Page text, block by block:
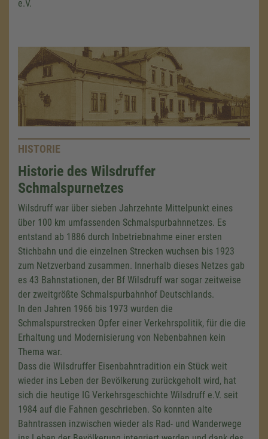
e.V.
HISTORIE
Historie des Wilsdruffer
Schmalspurnetzes
Wilsdruff war über sieben Jahrzehnte Mittelpunkt eines
über 100 km umfassenden Schmalspurbahnnetzes. Es
entstand ab 1886 durch Inbetriebnahme einer ersten
Stichbahn und die einzelnen Strecken wuchsen bis 1923
zum Netzverband zusammen. Innerhalb dieses Netzes gab
es 43 Bahnstationen, der Bf Wilsdruff war sogar zeitweise
der zweitgrößte Schmalspurbahnhof Deutschlands.
In den Jahren 1966 bis 1973 wurden die
Schmalspurstrecken Opfer einer Verkehrspolitik, für die die
Erhaltung und Modernisierung von Nebenbahnen kein
Thema war.
Dass die Wilsdruffer Eisenbahntradition ein Stück weit
wieder ins Leben der Bevölkerung zurückgeholt wird, hat
sich die heutige IG Verkehrsgeschichte Wilsdruff e.V. seit
1984 auf die Fahnen geschrieben. So konnten alte
Bahntrassen inzwischen wieder als Rad- und Wanderwege